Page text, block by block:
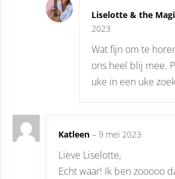
Liselotte & the
2023
Wat fijn om te
ons heel blij mee.
uke in een uke
Katleen – 9 mei 2023
Lieve Liselotte,
Echt waar! Ik ben zooooo